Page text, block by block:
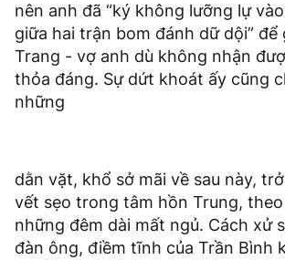
nên anh đã “ký không lưỡng lự
giữa hai trận bom đánh dữ dội”
Trang - vợ anh dù không nhận
thỏa đáng. Sự dứt khoát ấy cũng
những
dằn vặt, khổ sở mãi về sau này,
vết sẹo trong tâm hồn Trung,
những đêm dài mất ngủ. Cách xử
đàn ông, điềm tĩnh của Trần Bình